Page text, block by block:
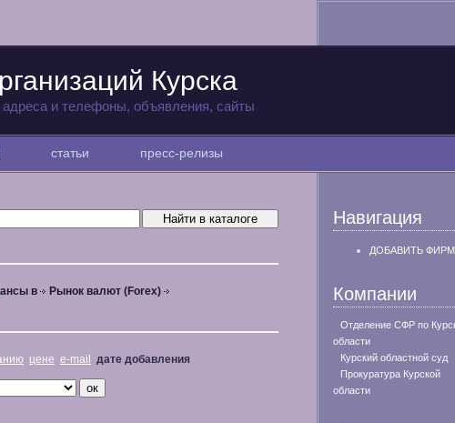
Курска
адреса и телефоны, объявления, сайты
статьи пресс-релизы
в Рынок валют (Forex)
цене e-mail дате добавления
Навигация
ДОБАВИТЬ
Компании
Отделение СФР по
области
Курский областной суд
Прокуратура Курской
области